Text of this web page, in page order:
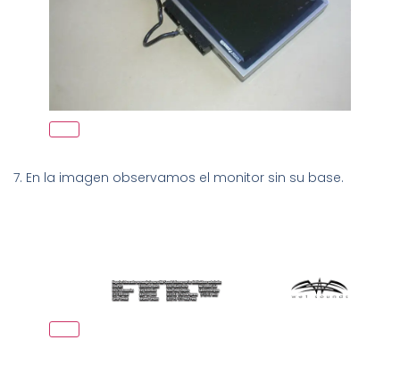
7. En la imagen observamos el monitor sin su base.